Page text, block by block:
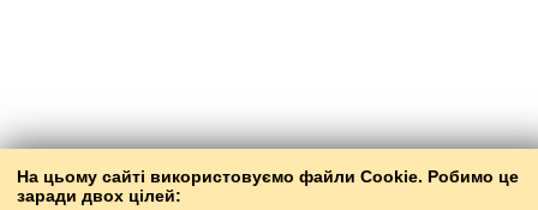
На цьому сайті використовуємо файли Cookie. Робимо це
заради двох цілей: